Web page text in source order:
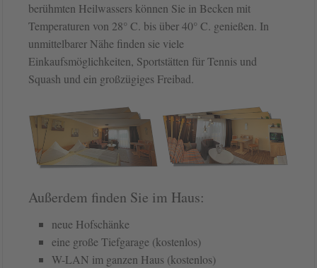
berühmten Heilwassers können Sie in Becken mit
Temperaturen von 28° C. bis über 40° C. genießen. In
unmittelbarer Nähe finden sie viele
Einkaufsmöglichkeiten, Sportstätten für Tennis und
Squash und ein großzügiges Freibad.
Außerdem finden Sie im Haus:
neue Hofschänke
eine große Tiefgarage (kostenlos)
W-LAN im ganzen Haus (kostenlos)